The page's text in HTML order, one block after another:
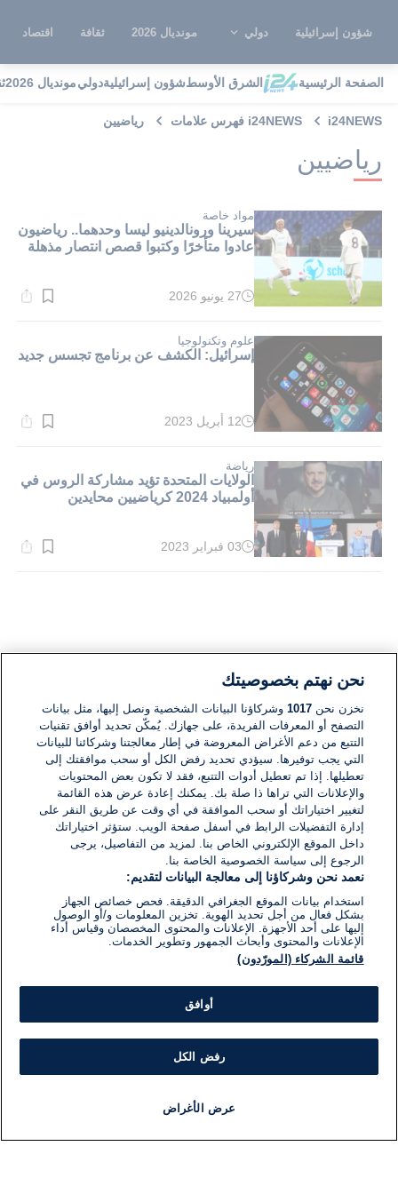
شؤون إسرائيلية دولي مونديال 2026 ثقافة اقتصاد
الصفحة الرئيسية الشرق الأوسطشؤون إسرائيليةدوليمونديال 2026
i24NEWS i24NEWS فهرس علامات رياضيين
رياضيين
مواد خاصة
سيرينا ورونالدينيو ليسا وحدهما.. رياضيون
عادوا متأخرًا وكتبوا قصص انتصار مذهلة
وقت
دقيقة.
27 يونيو 2026
علوم وتكنولوجيا
إسرائيل: الكشف عن برنامج تجسس جديد
وقت
دقيقة.
12 أبريل 2023
رياضة
الولايات المتحدة تؤيد مشاركة الروس في
أولمبياد 2024 كرياضيين محايدين
وقت
03 فبراير 2023
نحن نهتم بخصوصيتك
نخزن نحن1017 وشركاؤنا البيانات الشخصية ونصل إليها، مثل بيانات
التصفح أو المعرفات الفريدة، على جهازك. يُمكّن تحديد أوافق تقنيات
التتبع من دعم الأغراض المعروضة في إطار معالجتنا وشركائنا للبيانات
التي يجب توفيرها. سيؤدي تحديد رفض الكل أو سحب موافقتك إلى
تعطيلها. إذا تم تعطيل أدوات التتبع، فقد لا تكون بعض المحتويات
والإعلانات التي تراها ذا صلة بك. يمكنك إعادة عرض هذه القائمة
لتغيير اختياراتك أو سحب الموافقة في أي وقت عن طريق النقر على
إدارة التفضيلات الرابط في أسفل صفحة الويب. ستؤثر اختياراتك
داخل الموقع الإلكتروني الخاص بنا. لمزيد من التفاصيل، يرجى
الرجوع إلى سياسة الخصوصية الخاصة بنا.
نعمد نحن وشركاؤنا إلى معالجة البيانات لتقديم:
استخدام بيانات الموقع الجغرافي الدقيقة. فحص خصائص الجهاز
بشكل فعال من أجل تحديد الهوية. تخزين المعلومات و/أو الوصول
إليها على أحد الأجهزة. الإعلانات والمحتوى المخصصان وقياس أداء
الإعلانات والمحتوى وأبحاث الجمهور وتطوير الخدمات.
قائمة الشركاء (المورّدون)
أوافق
رفض الكل
عرض الأغراض